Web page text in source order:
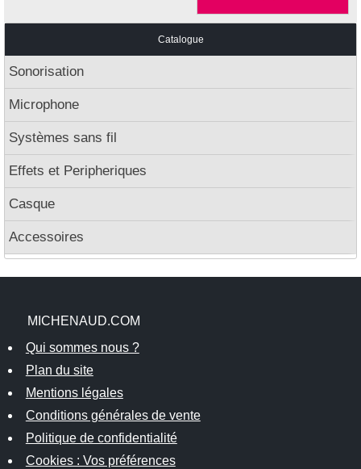
Catalogue
Sonorisation
Microphone
Systèmes sans fil
Effets et Peripheriques
Casque
Accessoires
MICHENAUD.COM
Qui sommes nous ?
Plan du site
Mentions légales
Conditions générales de vente
Politique de confidentialité
Cookies : Vos préférences